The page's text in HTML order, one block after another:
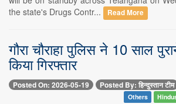
the state's Drugs Contr...
Read More
गौरा चौराहा पुलिस ने 10 साल
किया गिरफ्तार
Posted On: 2026-05-19 Posted By: हिन्दुस्तान टीम
Others